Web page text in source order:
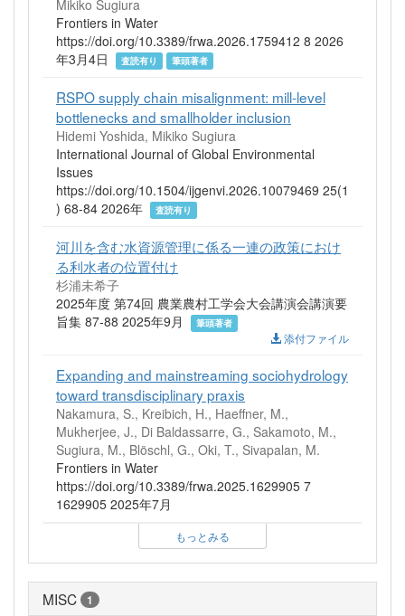
Mikiko Sugiura
Frontiers in Water
https://doi.org/10.3389/frwa.2026.1759412 8 2026
年3月4日
査読有り 筆頭著者
RSPO supply chain misalignment: mill-level
bottlenecks and smallholder inclusion
Hidemi Yoshida, Mikiko Sugiura
International Journal of Global Environmental
Issues
https://doi.org/10.1504/ijgenvi.2026.10079469 25(1
) 68-84 2026年
査読有り
河川を含む水資源管理に係る一連の政策におけ
る利水者の位置付け
杉浦未希子
2025年度 第74回 農業農村工学会大会講演会講演要
旨集 87-88 2025年9月
筆頭著者
添付ファイル
Expanding and mainstreaming sociohydrology
toward transdisciplinary praxis
Nakamura, S., Kreibich, H., Haeffner, M.,
Mukherjee, J., Di Baldassarre, G., Sakamoto, M.,
Sugiura, M., Blöschl, G., Oki, T., Sivapalan, M.
Frontiers in Water
https://doi.org/10.3389/frwa.2025.1629905 7
1629905 2025年7月
もっとみる
MISC 1